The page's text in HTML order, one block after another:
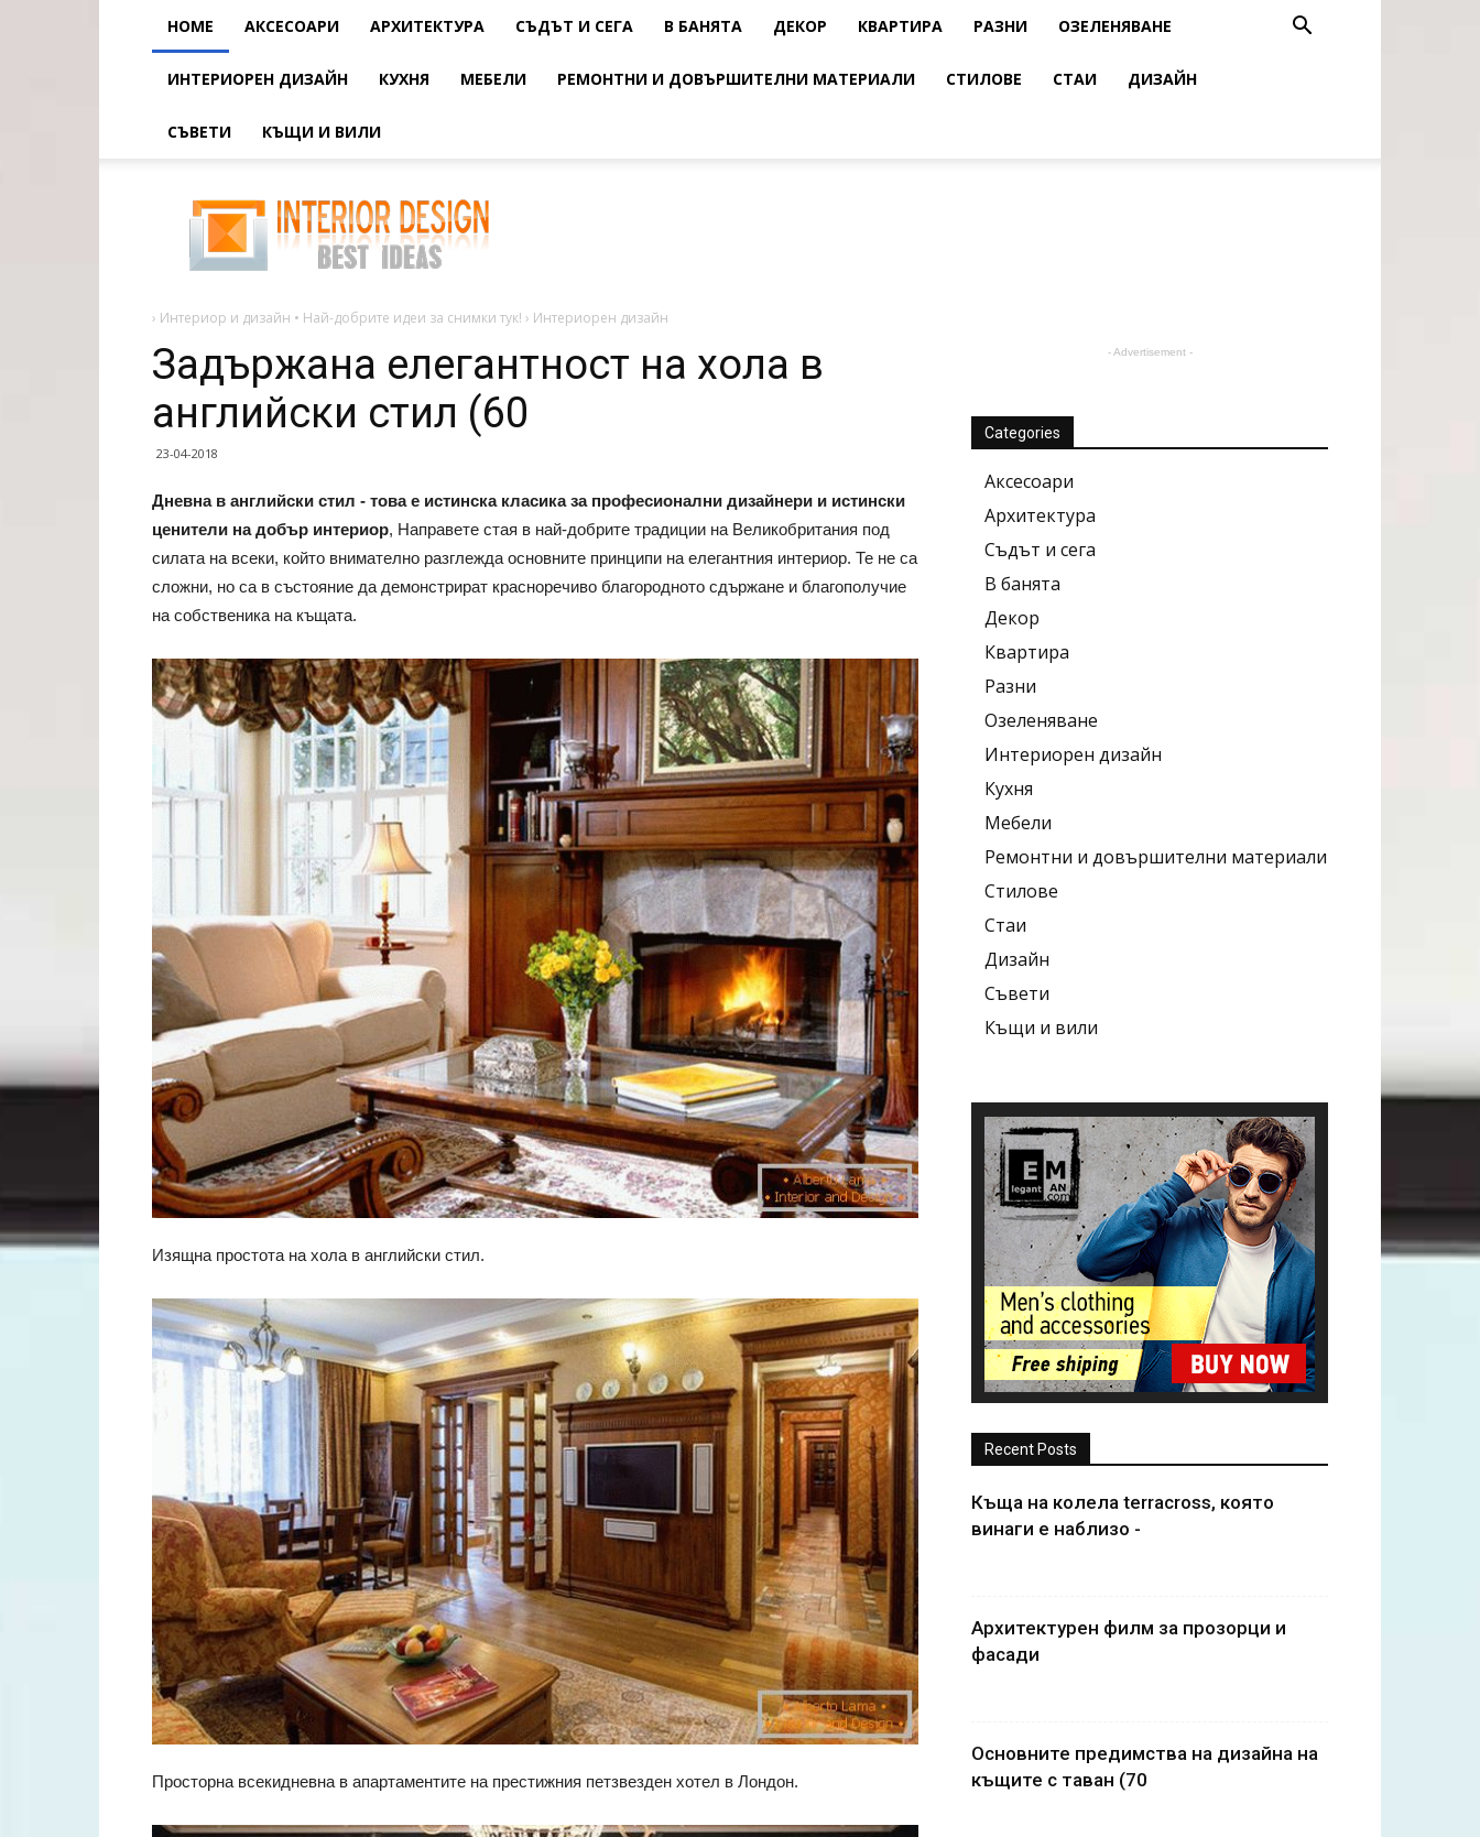
HOME АКСЕСОАРИ АРХИТЕКТУРА СЪДЪТ И СЕГА В БАНЯТА ДЕКОР КВАРТИРА РАЗНИ ОЗЕЛЕНЯВАНЕ
ИНТЕРИОРЕН ДИЗАЙН КУХНЯ МЕБЕЛИ РЕМОНТНИ И ДОВЪРШИТЕЛНИ МАТЕРИАЛИ СТИЛОВЕ СТАИ ДИЗАЙН
СЪВЕТИ КЪЩИ И ВИЛИ
елегантност
на
хола
в
английски
› Интериор и дизайн • Най-добрите идеи за снимки тук! › Интериорен дизайн
Задържана елегантност на хола в
английски стил (60
23-04-2018
Дневна в английски стил - това е истинска класика за професионални дизайнери и истински
ценители на добър интериор, Направете стая в най-добрите традиции на Великобритания под
силата на всеки, който внимателно разглежда основните принципи на елегантния интериор. Те не са
сложни, но са в състояние да демонстрират красноречиво благородното сдържане и благополучие
на собственика на къщата.
Изящна простота на хола в английски стил.
Просторна всекидневна в апартаментите на престижния петзвезден хотел в Лондон.
- Advertisement -
Categories
Аксесоари
Архитектура
Съдът и сега
В банята
Декор
Квартира
Разни
Озеленяване
Интериорен дизайн
Кухня
Мебели
Ремонтни и довършителни материали
Стилове
Стаи
Дизайн
Съвети
Къщи и вили
Recent Posts
Къща на колела terracross, която
винаги е наблизо -
Архитектурен филм за прозорци и
фасади
Основните предимства на дизайна на
къщите с таван (70